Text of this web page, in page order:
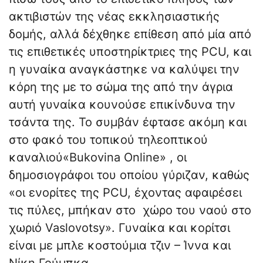
ακτιβιστών της νέας εκκλησιαστικής
δομής, αλλά δέχθηκε επίθεση από μία από
τις επιθετικές υποστηρίκτριες της PCU, και
η γυναίκα αναγκάστηκε να καλύψει την
κόρη της με το σώμα της από την άγρια
αυτή γυναίκα κουνούσε επικίνδυνα την
τσάντα της. Το συμβάν έφτασε ακόμη και
στο φακό του τοπικού τηλεοπτικού
καναλιού«Bukovina Online» , οι
δημοσιογράφοι του οποίου γύριζαν, καθώς
«οι ενορίτες της PCU, έχοντας αφαιρέσει
τις πύλες, μπήκαν στο χώρο του ναού στο
χωριό Vaslovotsy». Γυναίκα και κορίτσι
είναι με μπλε κοστούμια τζιν – Ίννα και